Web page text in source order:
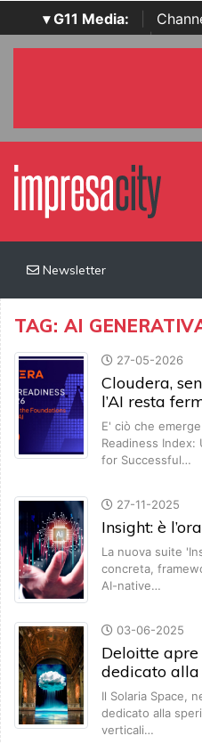
▾ G11 Media:
SecurityOpenLab |
Newsletter
TAG: AI
27-05-2026
Cloudera,
l’AI resta
E' ciò che
Readiness
for Successful…
27-11-2025
Insight: è
La nuova suite
concreta,
AI-native…
03-06-2025
Deloitte
dedicato alla
Il Solaria Space,
dedicato alla
verticali…